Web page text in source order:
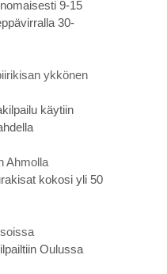
9-15
30-
ykkönen
käytiin
Ahmolla
kokosi yli 50
Oulussa